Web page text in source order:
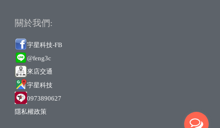
關於我們:
宇星科技-FB
@feng3c
來店交通
宇星科技
0973890627
隱私權政策